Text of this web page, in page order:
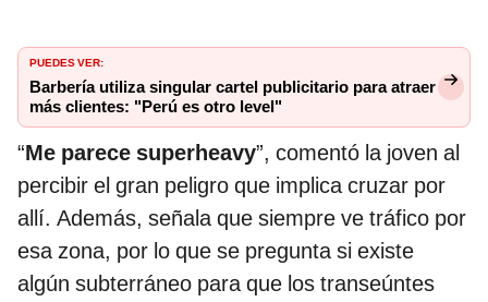
PUEDES VER:
Barbería utiliza singular cartel publicitario para atraer
más clientes: "Perú es otro level"
“Me parece superheavy”, comentó la joven al
percibir el gran peligro que implica cruzar por
allí. Además, señala que siempre ve tráfico por
esa zona, por lo que se pregunta si existe
algún subterráneo para que los transeúntes